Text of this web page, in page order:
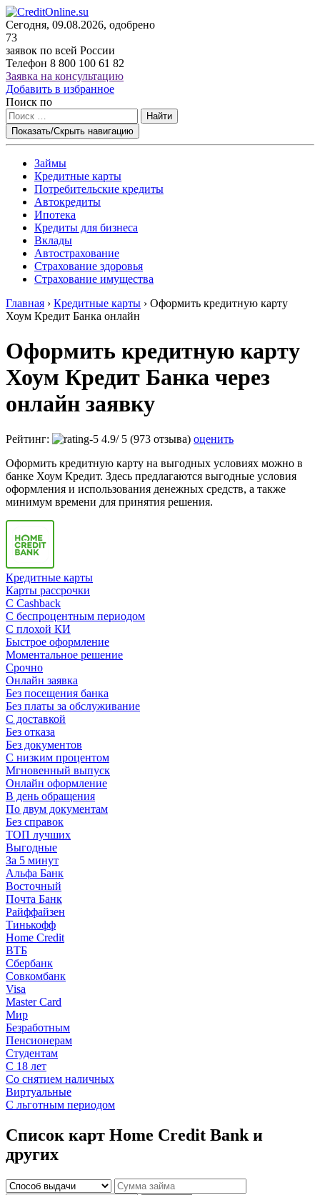
Сегодня, 09.08.2026, одобрено
73
заявок по всей России
Телефон 8 800 100 61 82
Заявка на консультацию
Добавить в избранное
Поиск по
Найти
Показать/Скрыть навигацию
Займы
Кредитные карты
Потребительские кредиты
Автокредиты
Ипотека
Кредиты для бизнеса
Вклады
Автострахование
Страхование здоровья
Страхование имущества
Главная › Кредитные карты › Оформить кредитную карту
Хоум Кредит Банка онлайн
Оформить кредитную карту
Хоум Кредит Банка через
онлайн заявку
Рейтинг: 4.9/ 5 (973 отзыва) оценить
Оформить кредитную карту на выгодных условиях можно в
банке Хоум Кредит. Здесь предлагаются выгодные условия
оформления и использования денежных средств, а также
минимум времени для принятия решения.
Кредитные карты
Карты рассрочки
C Cashback
С беспроцентным периодом
С плохой КИ
Быстрое оформление
Моментальное решение
Срочно
Онлайн заявка
Без посещения банка
Без платы за обслуживание
С доставкой
Без отказа
Без документов
С низким процентом
Мгновенный выпуск
Онлайн оформление
В день обращения
По двум документам
Без справок
ТОП лучших
Выгодные
За 5 минут
Альфа Банк
Восточный
Почта Банк
Райффайзен
Тинькофф
Home Credit
ВТБ
Сбербанк
Совкомбанк
Visa
Master Card
Мир
Безработным
Пенсионерам
Студентам
С 18 лет
Со снятием наличных
Виртуальные
С льготным периодом
Список карт Home Credit Bank и
других